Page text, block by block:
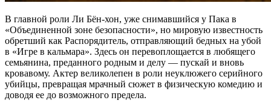
В главной роли Ли Бён-хон, уже снимавшийся у Пака в
«Объединенной зоне безопасности», но мировую известность
обретший как Распорядитель, отправляющий бедных на убой
в «Игре в кальмара». Здесь он перевоплощается в любящего
семьянина, преданного родным и делу — пускай и вновь
кровавому. Актер великолепен в роли неуклюжего серийного
убийцы, превращая мрачный сюжет в физическую комедию и
доводя ее до возможного предела.